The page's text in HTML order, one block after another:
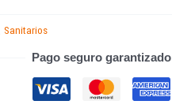
v
p
,Sanitarios
Pago seguro garantizado